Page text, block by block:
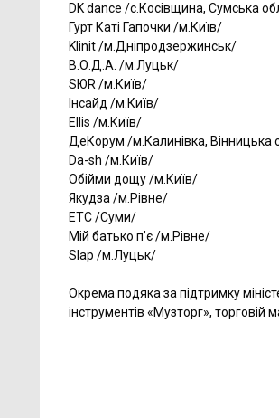
DK dance /с.Косівщина, Сумська
Гурт Каті Гапочки /м.Київ/
Klinit /м.Дніпродзержинськ/
В.О.Д.А. /м.Луцьк/
SЮR /м.Київ/
Інсайд /м.Київ/
Ellis /м.Київ/
ДеКорум /м.Калинівка, Вінницька
Da-sh /м.Київ/
Обійми дощу /м.Київ/
Якудза /м.Рівне/
ЕТС /Суми/
Мій батько п’є /м.Рівне/
Slap /м.Луцьк/
Окрема подяка за підтримку
інструментів «Музторг», торговій